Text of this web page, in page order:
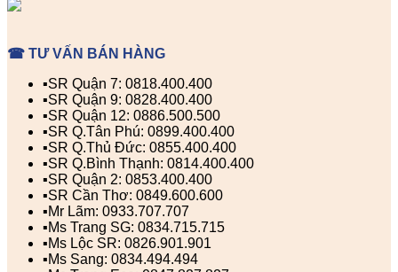
☎ TƯ VẤN BÁN HÀNG
▪️SR Quận 7: 0818.400.400
▪️SR Quận 9: 0828.400.400
▪️SR Quận 12: 0886.500.500
▪️SR Q.Tân Phú: 0899.400.400
▪️SR Q.Thủ Đức: 0855.400.400
▪️SR Q.Bình Thạnh: 0814.400.400
▪️SR Quận 2: 0853.400.400
▪️SR Cần Thơ: 0849.600.600
▪️Mr Lãm: 0933.707.707
▪️Ms Trang SG: 0834.715.715
▪️Ms Lộc SR: 0826.901.901
▪️Ms Sang: 0834.494.494